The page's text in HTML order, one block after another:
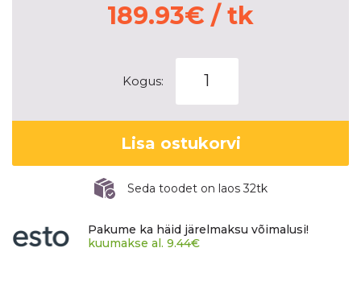
189.93€ / tk
Kogus:
dark
Black/polished
6,5x16
6x120
ET50
60°
1350
Lisa ostukorvi
Seda toodet on laos 32tk
Pakume ka häid järelmaksu võimalusi!
kuumakse al. 9.44€